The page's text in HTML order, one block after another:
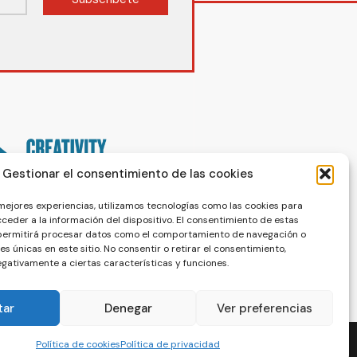
Gestionar el consentimiento de las cookies
experiencias, utilizamos tecnologías como las cookies para
a la información del dispositivo. El consentimiento de estas
procesar datos como el comportamiento de navegación o
únicas en este sitio. No consentir o retirar el consentimiento,
a ciertas características y funciones.
Denegar Ver preferencias
Política de cookiesPolítica de privacidad